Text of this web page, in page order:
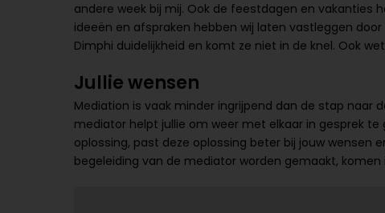
andere week bij mij. Ook de feestdagen en vakanties
ideeën en afspraken hebben wij laten vastleggen
Dimphi duidelijkheid en komt ze niet in de knel. Ook
Jullie wensen
Mediation is vaak minder ingrijpend dan de stap naar
mediator helpt jullie om weer met elkaar in gesprek
oplossing, past deze oplossing beter bij jouw wensen
begeleiding van de mediator worden gemaakt,